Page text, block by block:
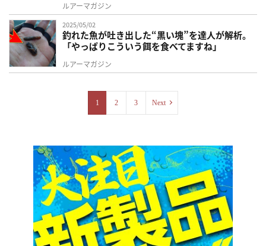
ルアーマガジン
2025/05/02
釣れた魚が吐き出した“黒い塊”を達人が解析。
「やっぱりこういう餌を食べてますね」
ルアーマガジン
1 2 3 Next